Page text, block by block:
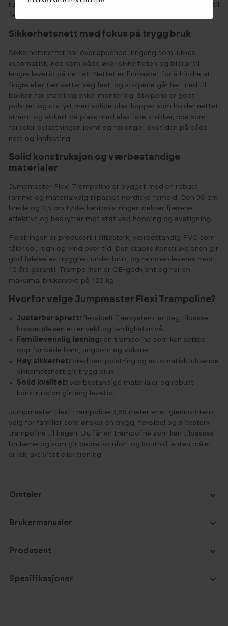
rundt rammen. Resultatet er en trampoline som kan “tunes” til
familien din.
Sikkerhetsnett med fokus på trygg bruk
Sikkerhetsnettet har overlappende inngang som lukkes
automatisk, noe som både øker sikkerheten og bidrar til
lengre levetid på nettet. Nettet er finmasket for å hindre at
fingre eller tær setter seg fast, og stolpene går helt ned til
bakken for stabil og enkel montering. Stolpene er godt
polstret og utstyrt med solide plastkopper som holder nettet
stramt og sikkert på plass med elastiske strikker, noe som
fordeler belastningen jevnt og forlenger levetiden på både
nett og innfesting.
Solid konstruksjon og værbestandige
materialer
Jumpmaster Flexi Trampoline er bygget med en robust
ramme og materialvalg tilpasset nordiske forhold. Den 36 cm
brede og 2,5 cm tykke kantpolstringen dekker fjærene
effektivt og beskytter mot støt ved hopping og avstigning.
Polstringen er produsert i slitesterk, værbestandig PVC som
tåler sol, regn og vind over tid. Den stabile konstruksjonen gir
god følelse av trygghet under bruk, og rammen leveres med
10 års garanti. Trampolinen er CE-godkjent og har en
maksimal brukervekt på 120 kg.
Hvorfor velge Jumpmaster Flexi Trampoline?
Justerbar sprett: fleksibelt fjærsystem lar deg tilpasse
hoppefølelsen etter vekt og ferdighetsnivå.
Familievennlig løsning: én trampoline som kan settes
opp for både barn, ungdom og voksne.
Høy sikkerhet: bred kantpolstring og automatisk lukkende
sikkerhetsnett gir trygg bruk.
Solid kvalitet: værbestandige materialer og robust
konstruksjon gir lang levetid.
Jumpmaster Flexi Trampoline 3,65 meter er et gjennomtenkt
valg for familier som ønsker en trygg, fleksibel og slitesterk
trampoline til hagen. Du får en trampoline som kan tilpasses
brukerne og som gir bedre komfort og kontroll, enten målet
er lek, aktivitet eller trening.
Omtaler
Spesifikasjoner
Brukermanualer
Produsent